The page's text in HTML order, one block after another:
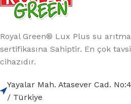
Royal Green® Lux Plus su
sertifikasına Sahiptir. En çok
cihazıdır.
Yayalar Mah. Atasever Cad.
/ Türkiye